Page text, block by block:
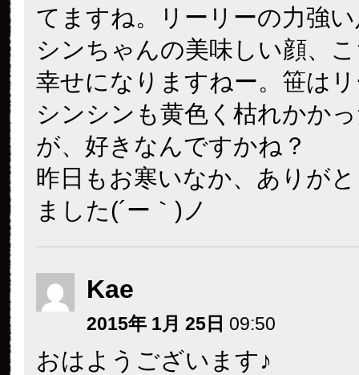
てますね。リーリーの力強
シンちゃんの美味しい顔、
幸せになりますねー。笹は
シンシンも黄色く枯れかか
が、好きなんですかね？
昨日もお寒いなか、ありが
ました(´ー｀)ノ
Kae
2015年 1月 25日 09:50
おはようございます♪